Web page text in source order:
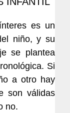
es un
niño, y su
se plantea
Si
a otro hay
son válidas
no.